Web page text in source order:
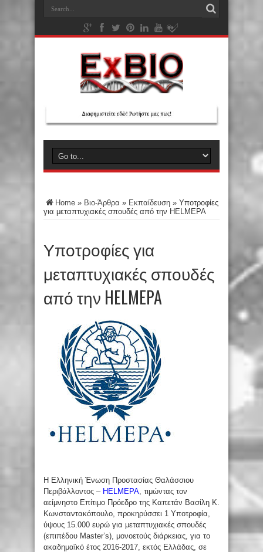
Home » Βιο-Άρθρα » Εκπαίδευση » Υποτροφίες
για μεταπτυχιακές σπουδές από την HELMEPA
Υποτροφίες για
μεταπτυχιακές σπουδές
από την HELMEPA
Η Ελληνική Ένωση Προστασίας Θαλάσσιου
Περιβάλλοντος – HELMEPA , τιμώντας τον
αείμνηστο Επίτιμο Πρόεδρο της Καπετάν Βασίλη Κ.
Κωνσταντακόπουλο, προκηρύσσει 1 Υποτροφία,
ύψους 15.000 ευρώ για μεταπτυχιακές σπουδές
(επιπέδου Master’s), μονοετούς διάρκειας, για το
ακαδημαϊκό έτος 2016-2017, εκτός Ελλάδας, σε